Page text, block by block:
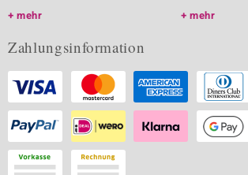
mehr
mehr
Zahlungsinformation